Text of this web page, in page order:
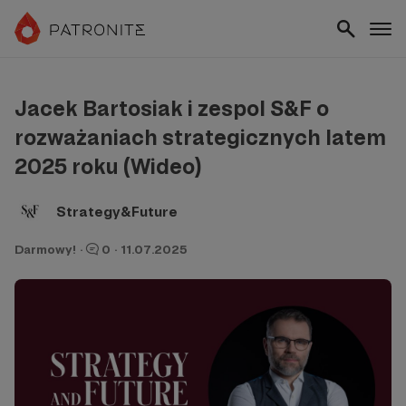
Jacek Bartosiak i zespol S&F o
rozważaniach strategicznych latem
2025 roku (Wideo)
Strategy&Future
Darmowy! · 0 · 11.07.2025